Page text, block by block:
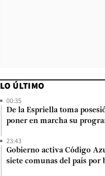
LO ÚLTIMO
00:35
De la Espriella toma
poner en marcha su
23:43
Gobierno activa Código
siete comunas del país por